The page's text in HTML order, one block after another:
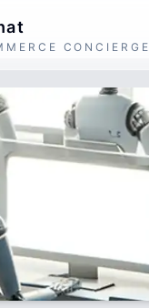
CONCIERGE